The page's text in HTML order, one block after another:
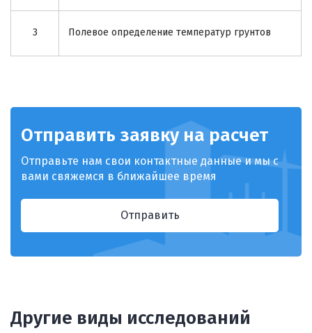
3 Полевое определение температур грунтов
Отправить заявку на расчет
Отправьте нам свои контактные данные и мы с
вами свяжемся в ближайшее время
Отправить
Другие виды исследований